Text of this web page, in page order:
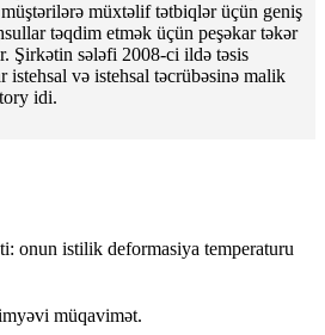
müxtəlif tətbiqlər üçün geniş
təqdim etmək üçün peşəkar təkər
Şirkətin sələfi 2008-ci ildə təsis
və istehsal təcrübəsinə malik
idi.
onun istilik deformasiya temperaturu
müqavimət.